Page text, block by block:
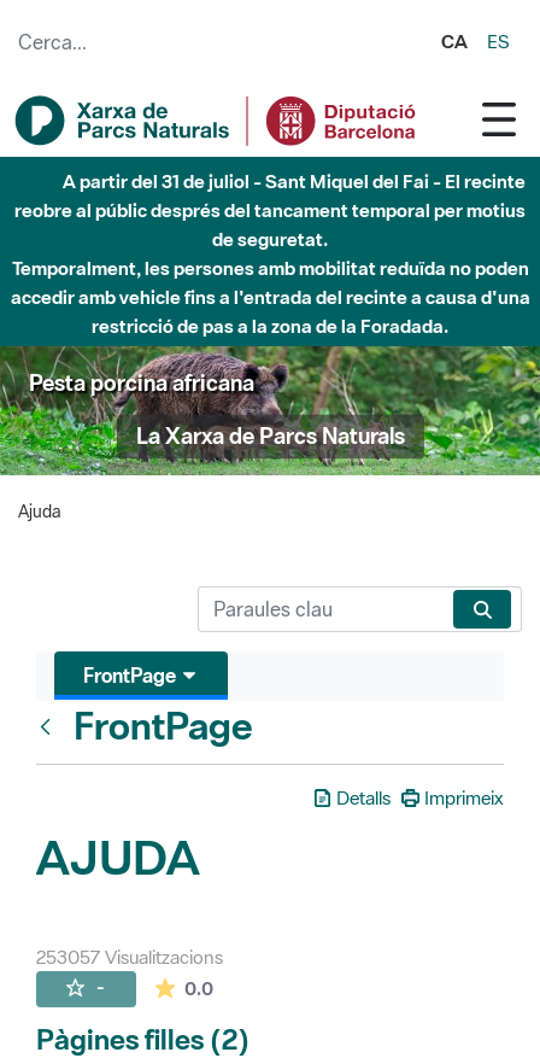
CA ES
A partir del 31 de juliol - Sant Miquel del Fai - El recinte
reobre al públic després del tancament temporal per motius
de seguretat.
Temporalment, les persones amb mobilitat reduïda no poden
accedir amb vehicle fins a l'entrada del recinte a causa d'una
restricció de pas a la zona de la Foradada.
Pesta porcina africana
La Xarxa de Parcs Naturals
Ajuda
FrontPage
FrontPage
Detalls Imprimeix
AJUDA
253057 Visualitzacions
- 0.0La mitjana de les valoracions és de 0
Pàgines filles (2)